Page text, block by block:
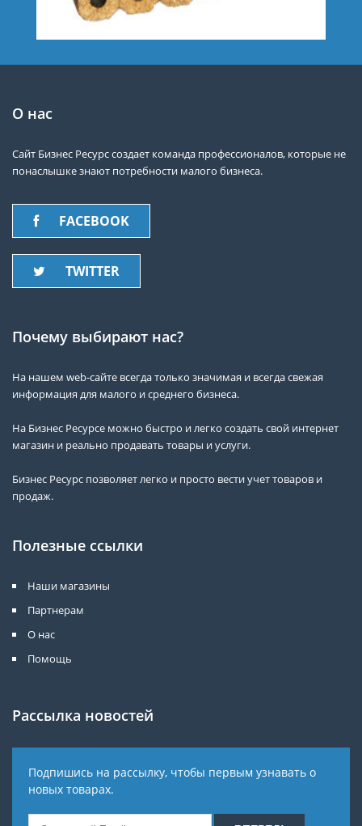
О нас
Сайт Бизнес Ресурс создает команда профессионалов, которые не
понаслышке знают потребности малого бизнеса.
FACEBOOK
TWITTER
Почему выбирают нас?
На нашем web-сайте всегда только значимая и всегда свежая
информация для малого и среднего бизнеса.
На Бизнес Ресурсе можно быстро и легко создать свой интернет
магазин и реально продавать товары и услуги.
Бизнес Ресурс позволяет легко и просто вести учет товаров и
продаж.
Полезные ссылки
Наши магазины
Партнерам
О нас
Помощь
Рассылка новостей
Подпишись на рассылку, чтобы первым узнавать о
новых товарах.